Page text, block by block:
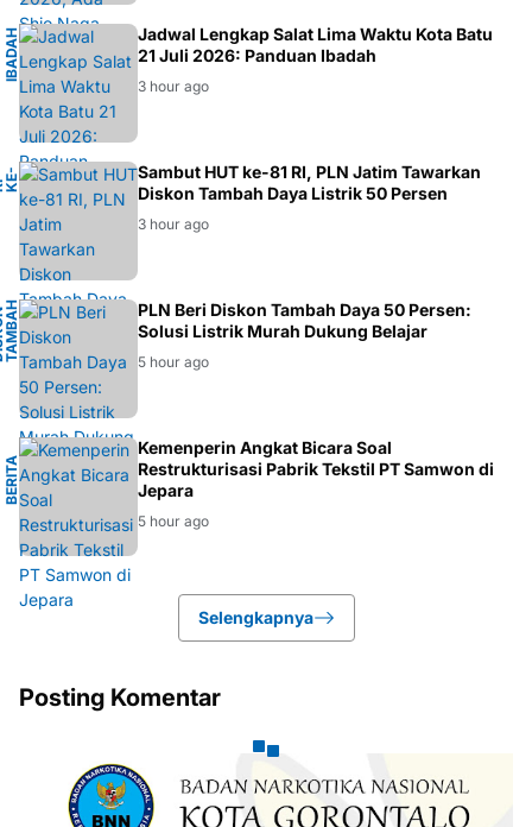
I
B
A
D
A
H
M
U
S
L
IM
Jadwal Lengkap Salat Lima Waktu Kota Batu
21 Juli 2026: Panduan Ibadah
3 hour ago
-1
Sambut HUT ke-81 RI, PLN Jatim Tawarkan
Diskon Tambah Daya Listrik 50 Persen
3 hour ago
B
HA
PLN Beri Diskon Tambah Daya 50 Persen:
Solusi Listrik Murah Dukung Belajar
5 hour ago
B
E
R
I
T
A
E
K
O
N
O
MI
Kemenperin Angkat Bicara Soal
Restrukturisasi Pabrik Tekstil PT Samwon di
Jepara
5 hour ago
Selengkapnya
Posting Komentar